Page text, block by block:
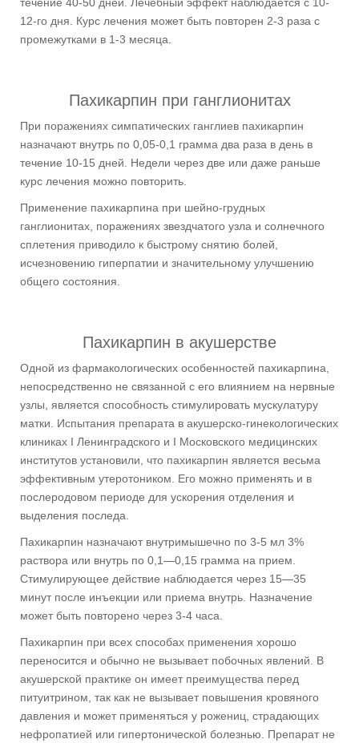
12-го дня. Курс лечения может быть повторен 2-3 раза с
промежутками в 1-3 месяца.
Пахикарпин при ганглионитах
При поражениях симпатических ганглиев пахикарпин
назначают внутрь по 0,05-0,1 грамма два раза в день в
течение 10-15 дней. Недели через две или даже раньше
курс лечения можно повторить.
Применение пахикарпина при шейно-грудных
ганглионитах, поражениях звездчатого узла и солнечного
сплетения приводило к быстрому снятию болей,
исчезновению гиперпатии и значительному улучшению
общего состояния.
Пахикарпин в акушерстве
Одной из фармакологических особенностей пахикарпина,
непосредственно не связанной с его влиянием на нервные
узлы, является способность стимулировать мускулатуру
матки. Испытания препарата в акушерско-гинекологических
клиниках I Ленинградского и I Московского медицинских
институтов установили, что пахикарпин является весьма
эффективным утеротоником. Его можно применять и в
послеродовом периоде для ускорения отделения и
выделения последа.
Пахикарпин назначают внутримышечно по 3-5 мл 3%
раствора или внутрь по 0,1—0,15 грамма на прием.
Стимулирующее действие наблюдается через 15—35
минут после инъекции или приема внутрь. Назначение
может быть повторено через 3-4 часа.
Пахикарпин при всех способах применения хорошо
переносится и обычно не вызывает побочных явлений. В
акушерской практике он имеет преимущества перед
питуитрином, так как не вызывает повышения кровяного
давления и может применяться у рожениц, страдающих
нефропатией или гипертонической болезнью. Препарат не